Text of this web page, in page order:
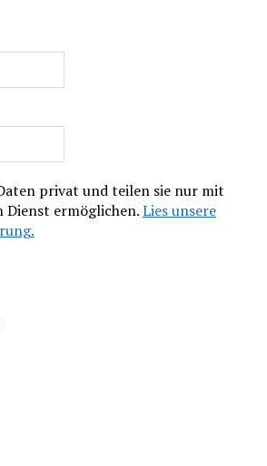
privat und teilen sie nur mit
Dienst ermöglichen.Lies unsere